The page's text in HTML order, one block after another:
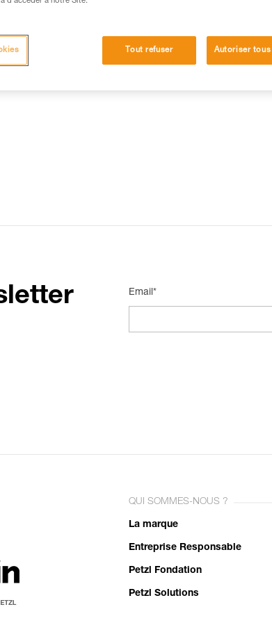
Email*
QUI SOMMES-NOUS ?
La marque
Entreprise Responsable
Petzl Fondation
Petzl Solutions
Tout refuser Autoriser